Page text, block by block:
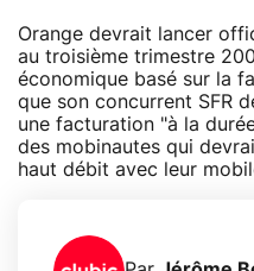
Orange devrait lancer
au troisième trimestre
économique basé sur la
que son concurrent SFR
une facturation "à la
des mobinautes qui
haut débit avec leur